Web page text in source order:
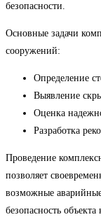
безопасности.
Основные задачи
сооружений:
Определение
Выявление
Оценка
Разработка
Проведение
позволяет
возможные
безопасность